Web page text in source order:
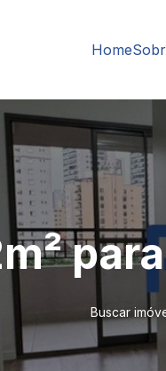
Home
Buscar